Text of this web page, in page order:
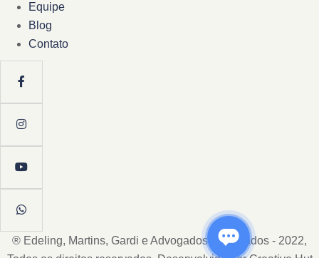
Equipe
Blog
Contato
® Edeling, Martins, Gardi e Advogados Associados - 2022,